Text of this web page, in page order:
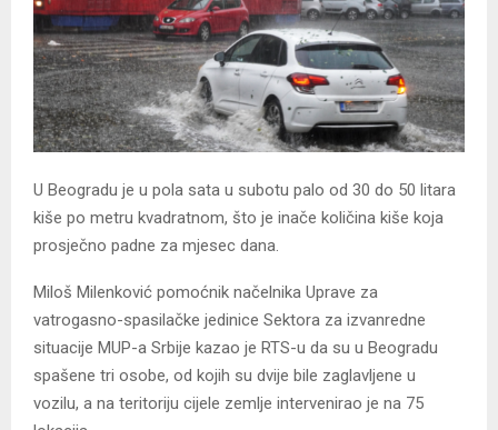
U Beogradu je u pola sata u subotu palo od 30 do 50 litara
kiše po metru kvadratnom, što je inače količina kiše koja
prosječno padne za mjesec dana.
Miloš Milenković pomoćnik načelnika Uprave za
vatrogasno-spasilačke jedinice Sektora za izvanredne
situacije MUP-a Srbije kazao je RTS-u da su u Beogradu
spašene tri osobe, od kojih su dvije bile zaglavljene u
vozilu, a na teritoriju cijele zemlje intervenirao je na 75